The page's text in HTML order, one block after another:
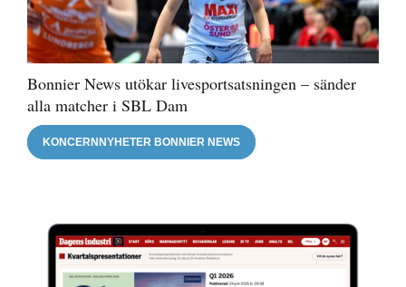
Bonnier News utökar livesportsatsningen – sänder
alla matcher i SBL Dam
KONCERNNYHETER BONNIER NEWS